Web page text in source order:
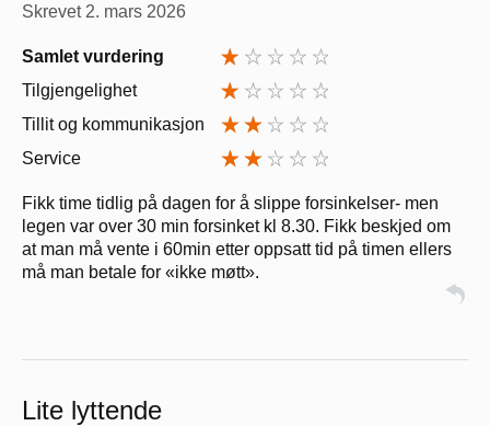
Skrevet 2. mars 2026
Samlet vurdering
Tilgjengelighet
Tillit og kommunikasjon
Service
Fikk time tidlig på dagen for å slippe forsinkelser- men
legen var over 30 min forsinket kl 8.30. Fikk beskjed om
at man må vente i 60min etter oppsatt tid på timen ellers
må man betale for «ikke møtt».
Lite lyttende